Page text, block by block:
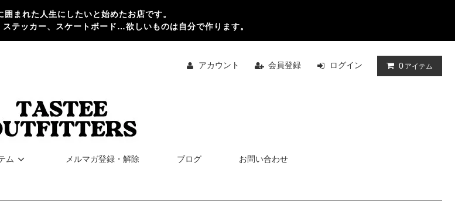
囲まれた人生にしたいと始めたお店です。
テッカー、スケートボード…欲しいものは自分で作ります。
アカウント 会員登録 ログイン 0 アイテム
ム メルマガ登録・解除 ブログ お問い合わせ